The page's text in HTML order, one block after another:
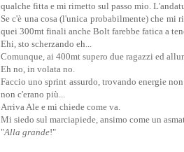
qualche fitta e mi rimetto sul passo mio.
Se c'è una cosa (l'unica probabilmente) che mi
quei 300mt finali anche Bolt farebbe fatica a
Ehi, sto scherzando eh...
Comunque, ai 400mt supero due ragazzi ed
Eh no, in volata no.
Faccio uno sprint assurdo, trovando energie
non c'erano più...
Arriva Ale e mi chiede come va.
Mi siedo sul marciapiede, ansimo come un
"Alla grande!"